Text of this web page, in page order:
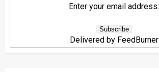
Enter your email address:
Delivered by FeedBurner